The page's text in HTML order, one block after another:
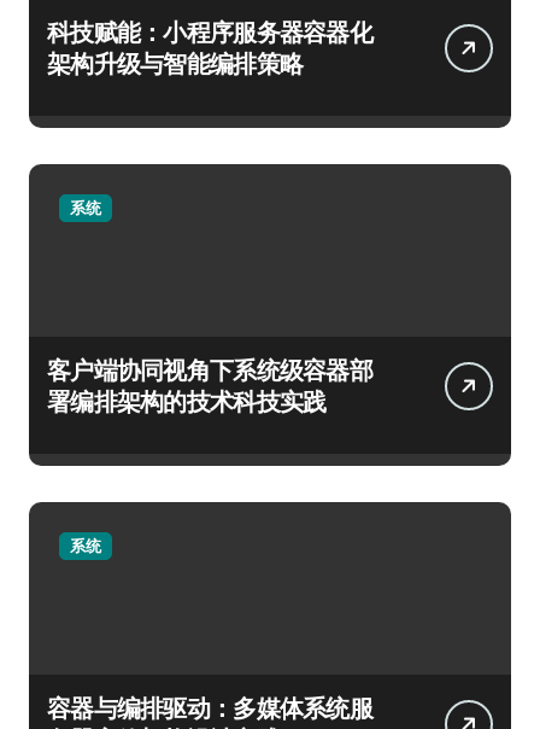
科技赋能：小程序服务器容器化
架构升级与智能编排策略
系统
客户端协同视角下系统级容器部
署编排架构的技术科技实践
系统
容器与编排驱动：多媒体系统服